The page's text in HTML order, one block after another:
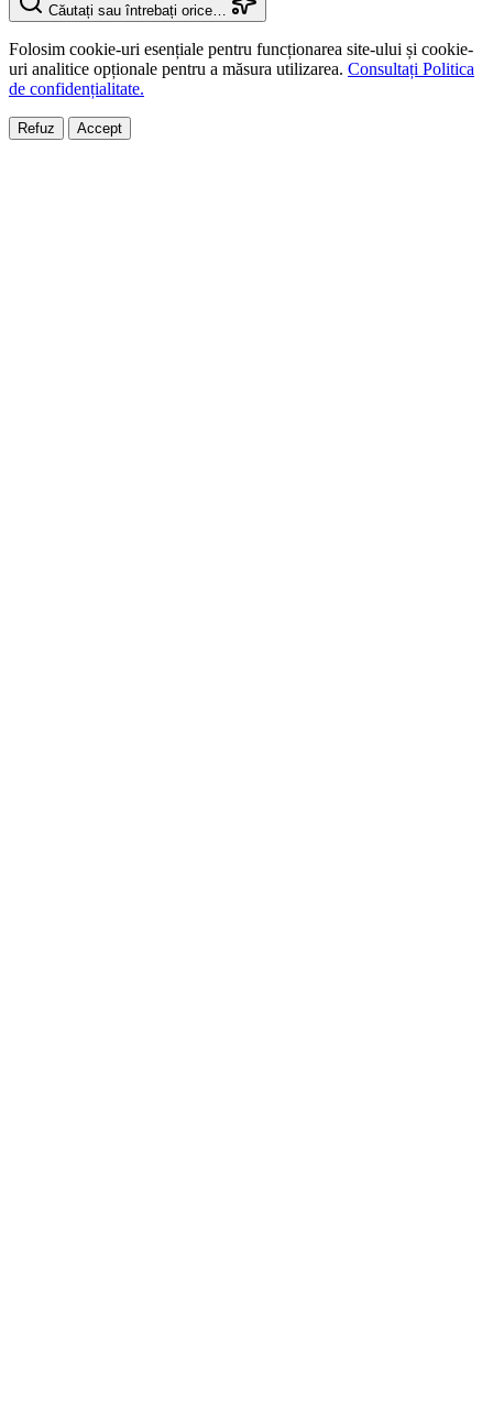
Căutați sau întrebați orice…
Folosim cookie-uri esențiale pentru funcționarea site-ului și cookie-
uri analitice opționale pentru a măsura utilizarea. Consultați Politica
de confidențialitate.
Refuz Accept